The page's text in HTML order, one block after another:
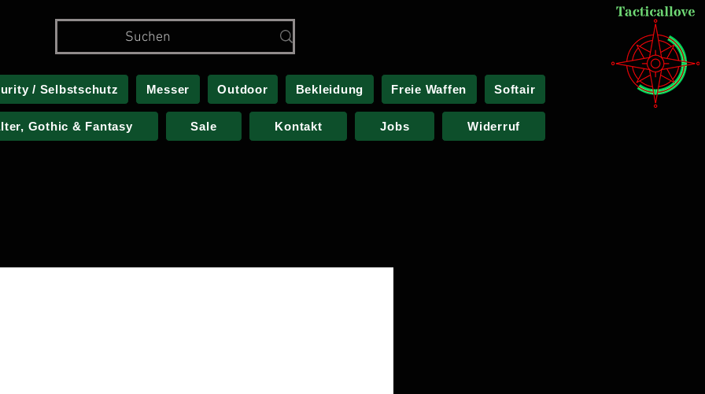
/ Selbstschutz Messer Outdoor Bekleidung Freie Waffen Softair
Gothic & Fantasy Sale Kontakt Jobs Widerruf